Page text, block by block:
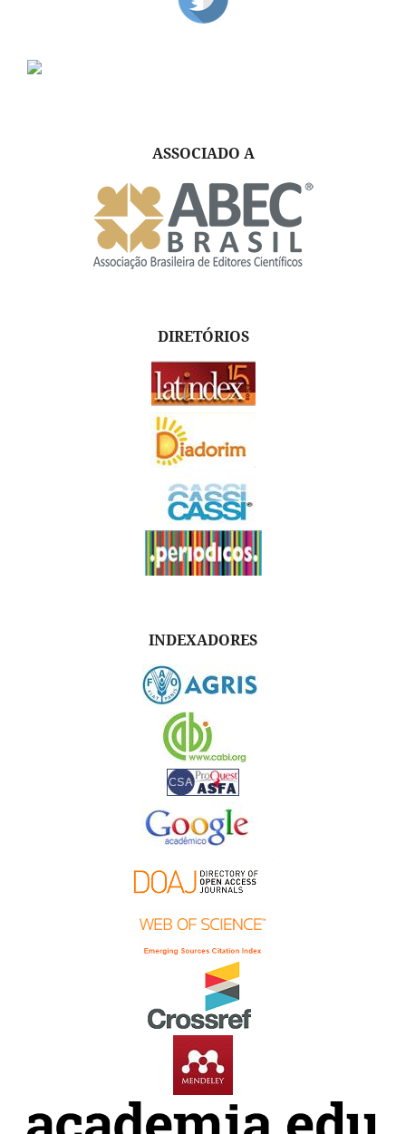
ASSOCIADO A
DIRETÓRIOS
INDEXADORES